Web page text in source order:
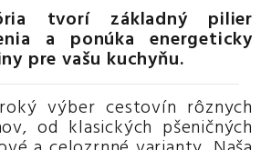
tvorí základný pilier
a ponúka energeticky
pre vašu kuchyňu.
výber cestovín rôznych
od klasických pšeničných